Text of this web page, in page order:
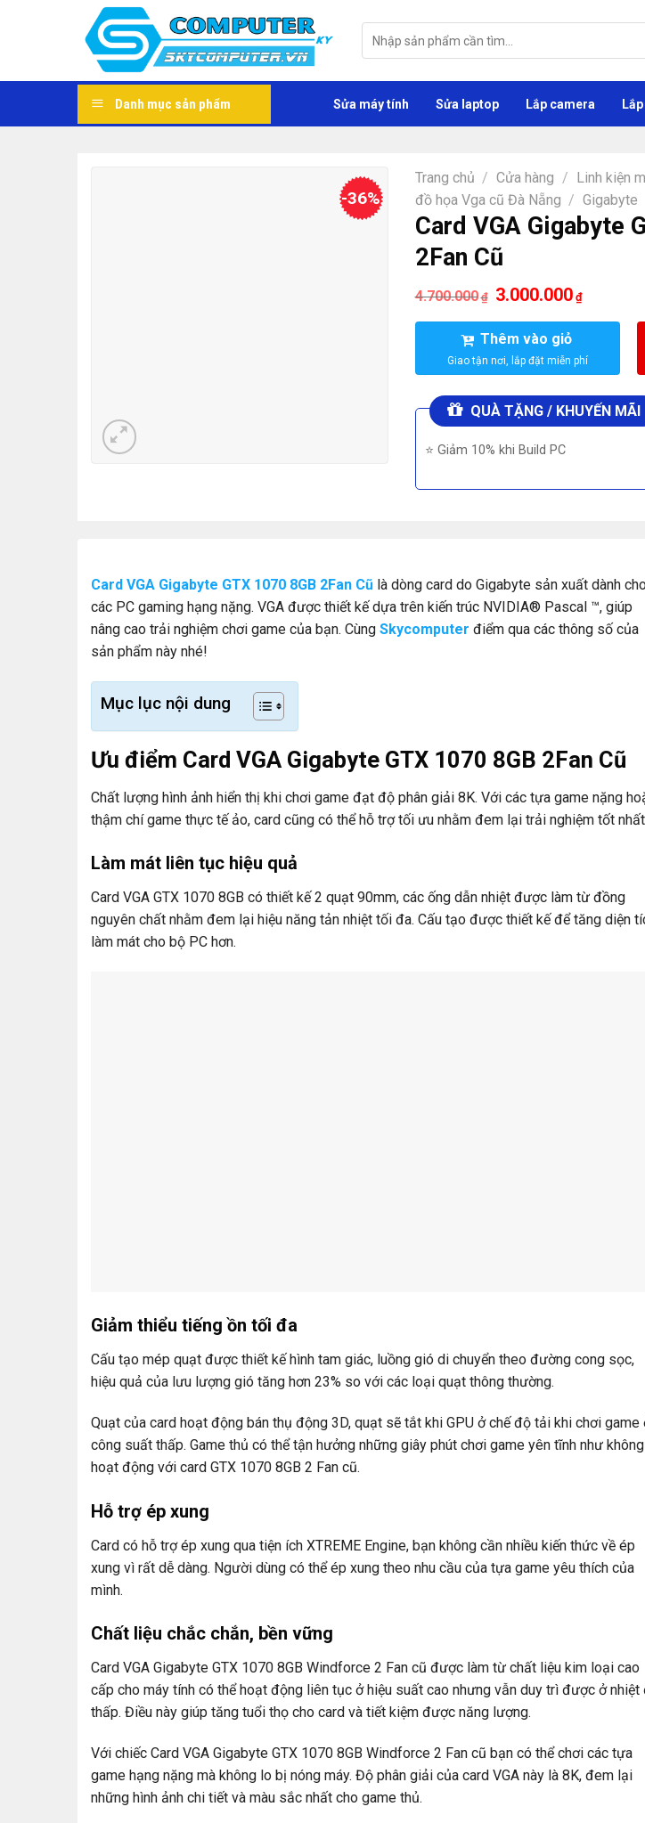
kiếm:
Danh mục sản phẩm Sửa máy tính Sửa laptop Lắp camera
-36%
Trang chủ / Cửa hàng / Linh kiện
đồ họa Vga cũ Đà Nẵng / Gigabyte
Card VGA Gigabyte
2Fan Cũ
4.700.000 ₫
Giá
gốc
là:
4.700.000₫.
3.000.000 ₫
tại
Thêm vào giỏ
QUÀ TẶNG / KHUYẾN MÃI
⭐ Giảm 10% khi Build PC
Card VGA Gigabyte GTX 1070 8GB 2Fan Cũ là dòng card do Gigabyte sản xuất dành
các PC gaming hạng nặng. VGA được thiết kế dựa trên kiến trúc NVIDIA® Pascal ™, giúp
nâng cao trải nghiệm chơi game của bạn. Cùng Skycomputer điểm qua các thông số của
sản phẩm này nhé!
Mục lục nội dung
Ưu điểm Card VGA Gigabyte GTX 1070 8GB 2Fan Cũ
Chất lượng hình ảnh hiển thị khi chơi game đạt độ phân giải 8K. Với các tựa game nặng
thậm chí game thực tế ảo, card cũng có thể hỗ trợ tối ưu nhằm đem lại trải nghiệm tốt
Làm mát liên tục hiệu quả
Card VGA GTX 1070 8GB có thiết kế 2 quạt 90mm, các ống dẫn nhiệt được làm từ đồng
nguyên chất nhằm đem lại hiệu năng tản nhiệt tối đa. Cấu tạo được thiết kế để tăng diện
làm mát cho bộ PC hơn.
Giảm thiểu tiếng ồn tối đa
Cấu tạo mép quạt được thiết kế hình tam giác, luồng gió di chuyển theo đường cong sọc,
hiệu quả của lưu lượng gió tăng hơn 23% so với các loại quạt thông thường.
Quạt của card hoạt động bán thụ động 3D, quạt sẽ tắt khi GPU ở chế độ tải khi chơi game
công suất thấp. Game thủ có thể tận hưởng những giây phút chơi game yên tĩnh như không
hoạt động với card GTX 1070 8GB 2 Fan cũ.
Hỗ trợ ép xung
Card có hỗ trợ ép xung qua tiện ích XTREME Engine, bạn không cần nhiều kiến thức về ép
xung vì rất dễ dàng. Người dùng có thể ép xung theo nhu cầu của tựa game yêu thích của
mình.
Chất liệu chắc chắn, bền vững
Card VGA Gigabyte GTX 1070 8GB Windforce 2 Fan cũ được làm từ chất liệu kim loại cao
cấp cho máy tính có thể hoạt động liên tục ở hiệu suất cao nhưng vẫn duy trì được ở nhiệt
thấp. Điều này giúp tăng tuổi thọ cho card và tiết kiệm được năng lượng.
Với chiếc Card VGA Gigabyte GTX 1070 8GB Windforce 2 Fan cũ bạn có thể chơi các tựa
game hạng nặng mà không lo bị nóng máy. Độ phân giải của card VGA này là 8K, đem lại
những hình ảnh chi tiết và màu sắc nhất cho game thủ.